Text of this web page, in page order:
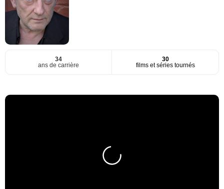
34
ans de carrière
30
films et séries tournés